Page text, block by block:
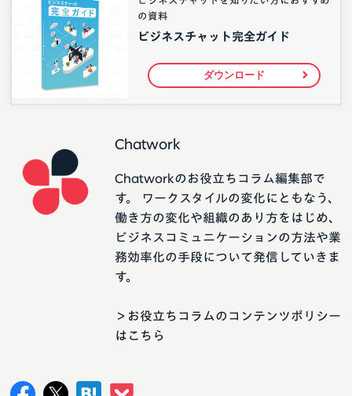
の資料
ビジネスチャット完全ガイド
ダウンロード
Chatwork
Chatworkのお役立ちコラム編集部で
す。 ワークスタイルの変化にともなう、
働き方の変化や組織のあり方をはじめ、
ビジネスコミュニケーションの方法や業
務効率化の手段について発信していきま
す。
＞お役立ちコラムのコンテンツポリシー
はこちら